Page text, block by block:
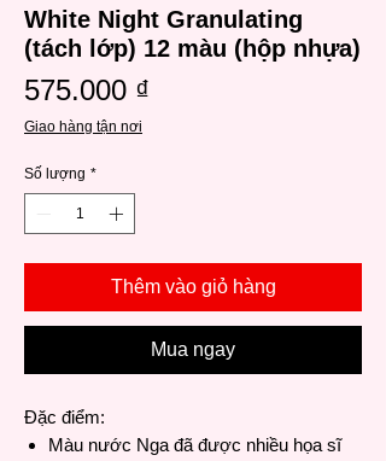
White Night Granulating
(tách lớp) 12 màu (hộp nhựa)
575.000 ₫
Giao hàng tận nơi
Số lượng *
Thêm vào giỏ hàng
Mua ngay
Đặc điểm:
Màu nước Nga đã được nhiều họa sĩ